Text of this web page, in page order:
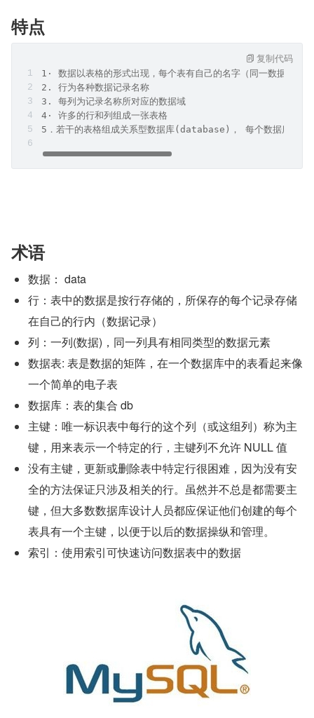
特点
1· 数据以表格的形式出现，每个表有自己的名字（同一数据库内
2. 行为各种数据记录名称
3. 每列为记录名称所对应的数据域
4· 许多的行和列组成一张表格
5．若干的表格组成关系型数据库(database)， 每个数据库有自
复制代码
术语
数据： data
行：表中的数据是按行存储的，所保存的每个记录存储
在自己的行内（数据记录）
列：一列(数据)，同一列具有相同类型的数据元素
数据表: 表是数据的矩阵，在一个数据库中的表看起来像
一个简单的电子表
数据库：表的集合 db
主键：唯一标识表中每行的这个列（或这组列）称为主
键，用来表示一个特定的行，主键列不允许 NULL 值
没有主键，更新或删除表中特定行很困难，因为没有安
全的方法保证只涉及相关的行。虽然并不总是都需要主
键，但大多数数据库设计人员都应保证他们创建的每个
表具有一个主键，以便于以后的数据操纵和管理。
索引：使用索引可快速访问数据表中的数据